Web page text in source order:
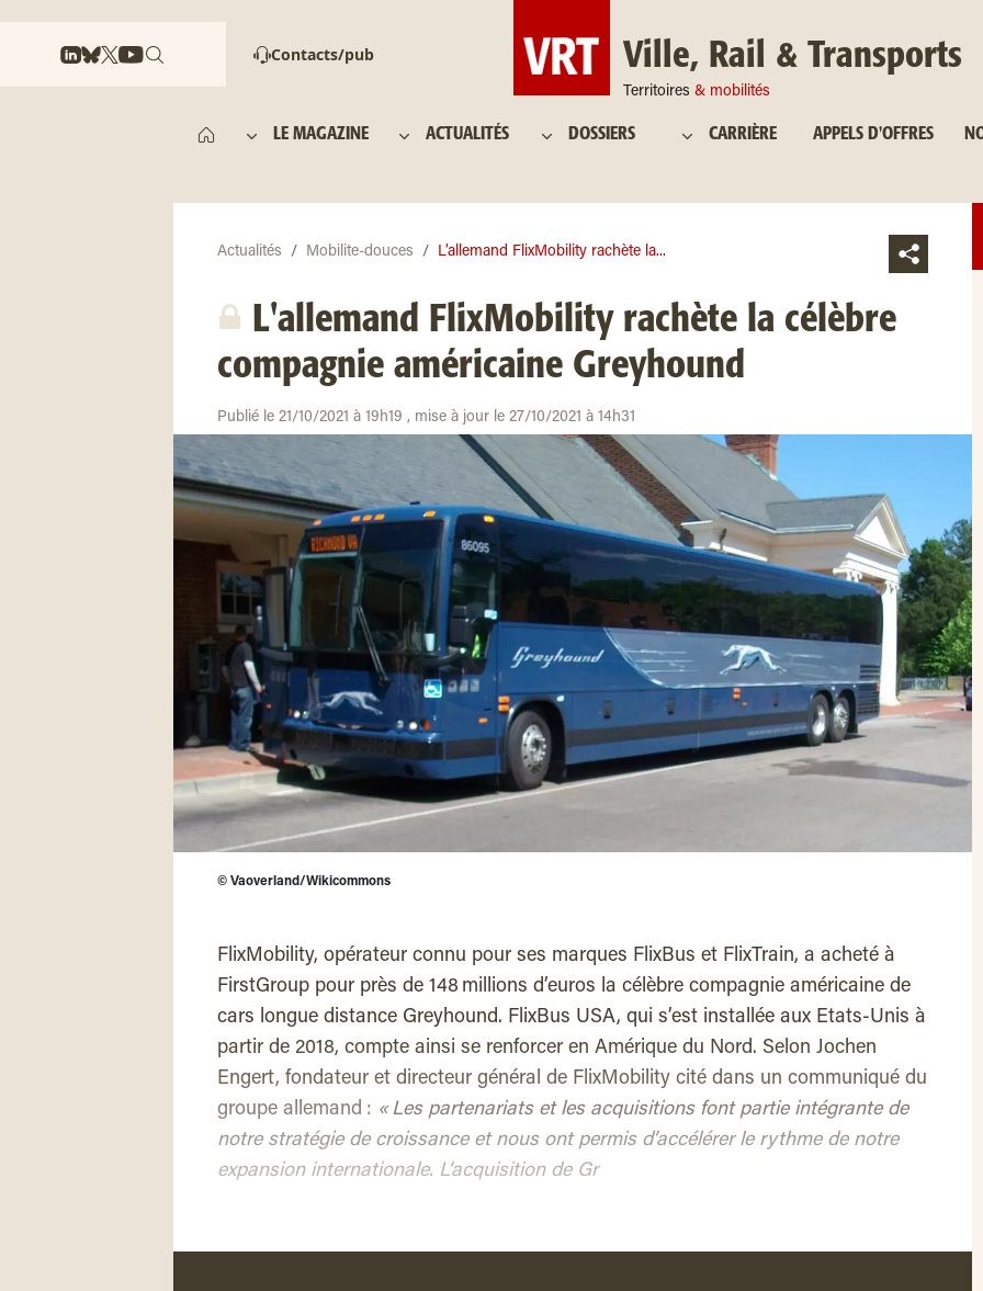
Contacts/pub Ville, Rail & Transports
Territoires & mobilités
LE MAGAZINE ACTUALITÉS DOSSIERS CARRIÈRE APPELS D'OFFRES
Actualités Mobilite-douces L’allemand FlixMobility rachète la...
L'allemand FlixMobility rachète la célèbre
compagnie américaine Greyhound
Publié le 21/10/2021 à 19h19 , mise à jour le 27/10/2021 à 14h31
© Vaoverland/Wikicommons
FlixMobility, opérateur connu pour ses marques FlixBus et FlixTrain, a acheté à
FirstGroup pour près de 148 millions d’euros la célèbre compagnie américaine de
cars longue distance Greyhound. FlixBus USA, qui s’est installée aux Etats-Unis à
partir de 2018, compte ainsi se renforcer en Amérique du Nord. Selon Jochen
Engert, fondateur et directeur général de FlixMobility cité dans un communiqué du
groupe allemand : « Les partenariats et les acquisitions font partie intégrante de
notre stratégie de croissance et nous ont permis d’accélérer le rythme de notre
expansion internationale. L’acquisition de Gr